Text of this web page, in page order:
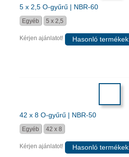
5 x 2,5 O-gyűrű | NBR-60
Egyéb 5 x 2,5
Kérjen ajánlatot! Hasonló termékek
42 x 8 O-gyűrű | NBR-50
Egyéb 42 x 8
Kérjen ajánlatot! Hasonló termékek